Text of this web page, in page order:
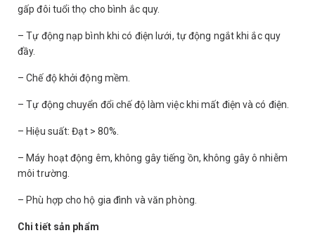
gấp đôi tuổi thọ cho bình ắc quy.
– Tự động nạp bình khi có điện lưới, tự động ngắt khi ắc quy
đầy.
– Chế độ khởi động mềm.
– Tự động chuyển đổi chế độ làm việc khi mất điện và có điện.
– Hiệu suất: Đạt > 80%.
– Máy hoạt động êm, không gây tiếng ồn, không gây ô nhiễm
môi trường.
– Phù hợp cho hộ gia đình và văn phòng.
Chi tiết sản phẩm